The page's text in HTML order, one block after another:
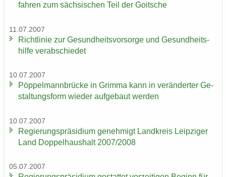
fah­ren zum säch­si­schen Teil der Goit­sche
11.07.2007
Richt­li­nie zur Ge­sund­heits­vor­sor­ge und Ge­sund­heits­
hil­fe ver­ab­schie­det
10.07.2007
Pöp­pel­mann­brü­cke in Grim­ma kann in ver­än­der­ter Ge­
stal­tungs­form wie­der auf­ge­baut wer­den
10.07.2007
Re­gie­rungs­prä­si­di­um ge­neh­migt Land­kreis Leip­zi­ger
Land Dop­pel­haus­halt 2007/2008
05.07.2007